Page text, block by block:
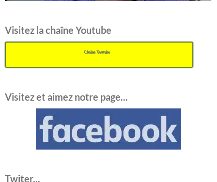
Visitez la chaîne Youtube
Chaîne Youtube
Visitez et aimez notre page...
Twiter...